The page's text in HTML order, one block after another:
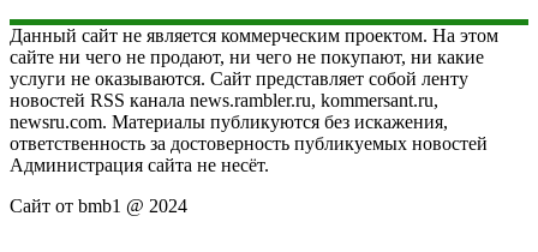
Данный сайт не является коммерческим проектом. На этом
сайте ни чего не продают, ни чего не покупают, ни какие
услуги не оказываются. Сайт представляет собой ленту
новостей RSS канала news.rambler.ru, kommersant.ru,
newsru.com. Материалы публикуются без искажения,
ответственность за достоверность публикуемых новостей
Администрация сайта не несёт.
Сайт от bmb1 @ 2024